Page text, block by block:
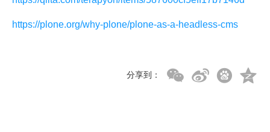
https://plone.org/why-plone/plone-as-a-headless-cms
分享到：